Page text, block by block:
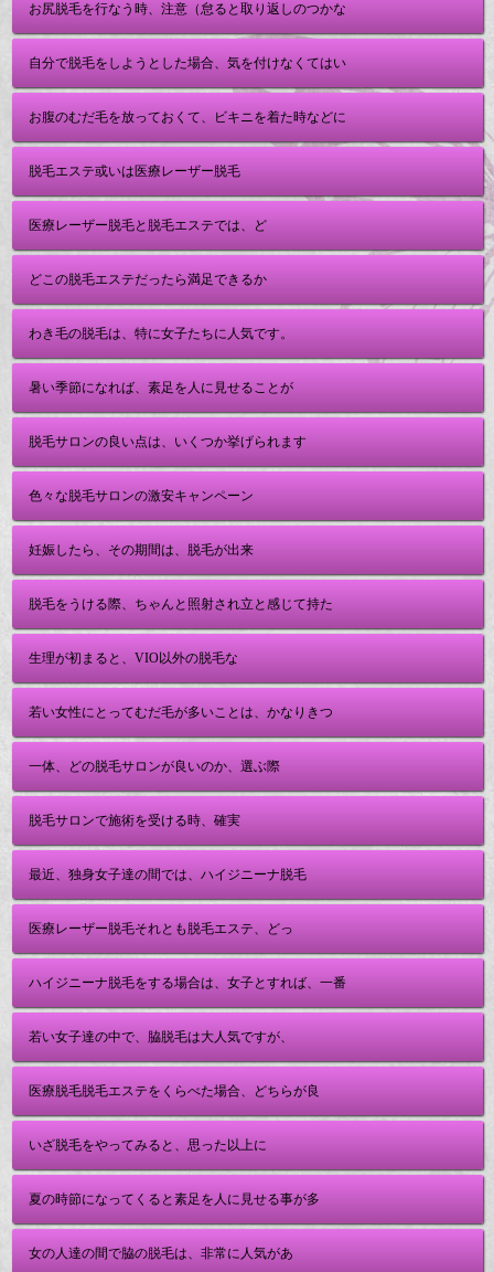
お尻脱毛を行なう時、注意（怠ると取り返しのつかな
自分で脱毛をしようとした場合、気を付けなくてはい
お腹のむだ毛を放っておくて、ビキニを着た時などに
脱毛エステ或いは医療レーザー脱毛
医療レーザー脱毛と脱毛エステでは、ど
どこの脱毛エステだったら満足できるか
わき毛の脱毛は、特に女子たちに人気です。
暑い季節になれば、素足を人に見せることが
脱毛サロンの良い点は、いくつか挙げられます
色々な脱毛サロンの激安キャンペーン
妊娠したら、その期間は、脱毛が出来
脱毛をうける際、ちゃんと照射され立と感じて持た
生理が初まると、VIO以外の脱毛な
若い女性にとってむだ毛が多いことは、かなりきつ
一体、どの脱毛サロンが良いのか、選ぶ際
脱毛サロンで施術を受ける時、確実
最近、独身女子達の間では、ハイジニーナ脱毛
医療レーザー脱毛それとも脱毛エステ、どっ
ハイジニーナ脱毛をする場合は、女子とすれば、一番
若い女子達の中で、脇脱毛は大人気ですが、
医療脱毛脱毛エステをくらべた場合、どちらが良
いざ脱毛をやってみると、思った以上に
夏の時節になってくると素足を人に見せる事が多
女の人達の間で脇の脱毛は、非常に人気があ